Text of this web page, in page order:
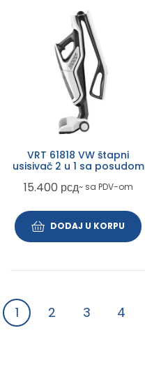
VRT 61818 VW štapni
usisivač 2 u 1 sa posudom
15.400 рсд~ sa PDV-om
DODAJ U KORPU
1 2 3 4